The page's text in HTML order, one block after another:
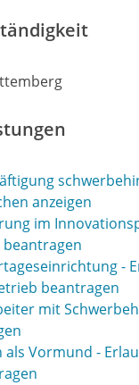
anzeigen
im
beantragen
-
beantragen
mit
als Vormund -